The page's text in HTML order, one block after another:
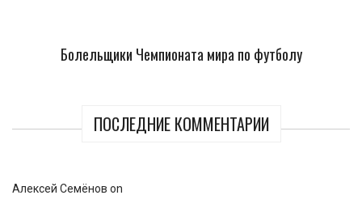
Болельщики Чемпионата мира по футболу
ПОСЛЕДНИЕ КОММЕНТАРИИ
Алексей Семёнов on